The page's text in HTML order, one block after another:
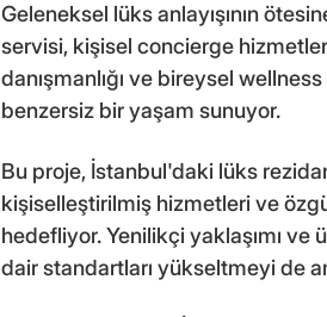
Geleneksel lüks anlayışının
servisi, kişisel concierge
danışmanlığı ve bireysel
benzersiz bir yaşam sunuyor.
Bu proje, İstanbul'daki lüks
kişiselleştirilmiş hizmetleri ve
hedefliyor. Yenilikçi yaklaşımı ve
dair standartları yükseltmeyi de